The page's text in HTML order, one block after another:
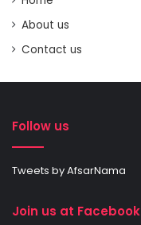
About us
Contact us
Follow us
Tweets by AfsarNama
Join us at Facebook